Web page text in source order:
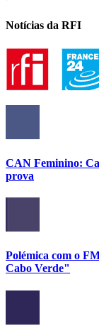
Notícias da RFI
CAN Feminino:
prova
Polémica com o
Cabo Verde"